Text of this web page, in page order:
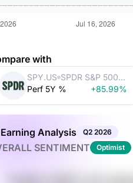
with
SPY.US SPDR S&P 500
ETF Trust
Perf 5Y % +85.99%
Analysis Q2 2026
SENTIMENT Optimist